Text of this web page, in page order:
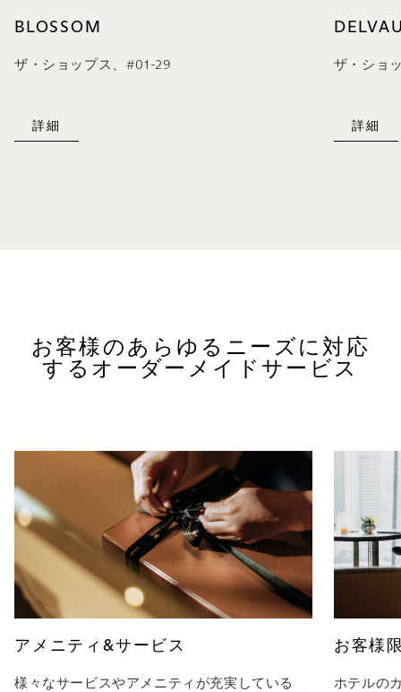
BLOSSOM
ザ・ショップス、#01-29
詳細
ザ・ショ
詳細
お客様のあらゆるニーズに対応
するオーダーメイドサービス
アメニティ&サービス
様々なサービスやアメニティが充実している
お客様
ホテルの